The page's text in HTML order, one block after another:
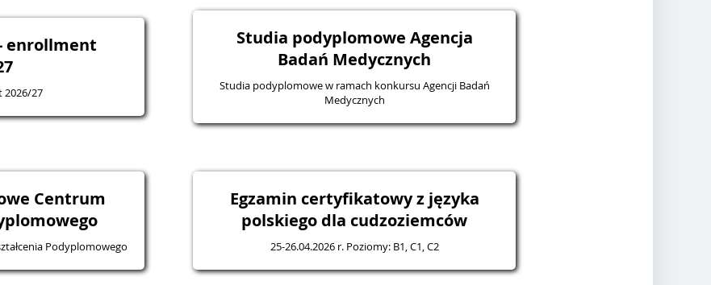
enrollment
2026/27
Studia podyplomowe Agencja
Badań Medycznych
Studia podyplomowe w ramach konkursu Agencji Badań
Medycznych
Centrum
Podyplomowego
Egzamin certyfikatowy z języka
polskiego dla cudzoziemców
25-26.04.2026 r. Poziomy: B1, C1, C2